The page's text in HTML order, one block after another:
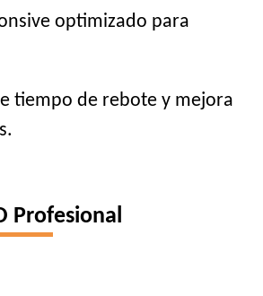
optimizado para
tiempo de rebote y mejora
Profesional